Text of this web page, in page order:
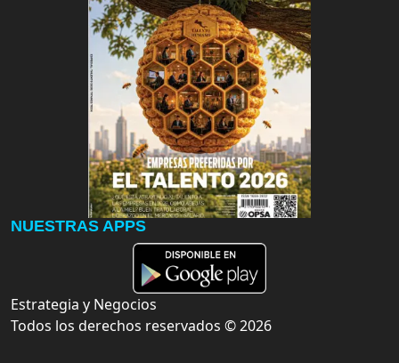
NUESTRAS APPS
Estrategia y Negocios
Todos los derechos reservados ©2026